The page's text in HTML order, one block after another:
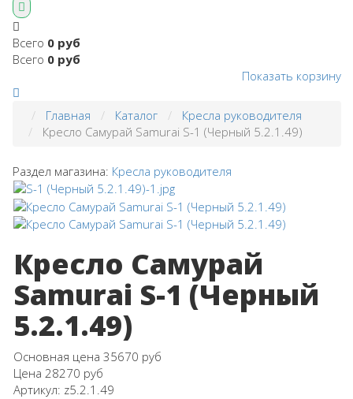
Всего 0 руб
Всего 0 руб
Показать корзину
Главная Каталог
Кресла руководителя
Кресло Самурай Samurai S-1 (Черный 5.2.1.49)
Раздел магазина: Кресла руководителя
Кресло Самурай
Samurai S-1 (Черный
5.2.1.49)
Основная цена 35670 руб
Цена 28270 руб
Артикул: z5.2.1.49